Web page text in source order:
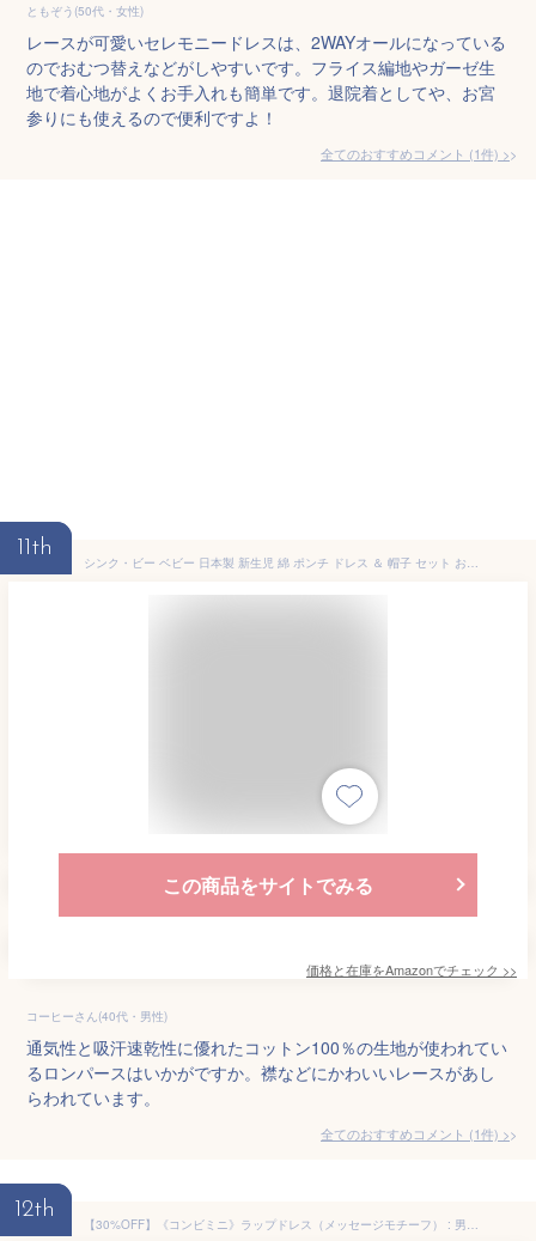
ともぞう(50代・女性)
レースが可愛いセレモニードレスは、2WAYオールになっている
のでおむつ替えなどがしやすいです。フライス編地やガーゼ生
地で着心地がよくお手入れも簡単です。退院着としてや、お宮
参りにも使えるので便利ですよ！
全てのおすすめコメント (1件) >
11th
シンク・ビー ベビー 日本製 新生児 綿 ポンチ ドレス ＆ 帽子 セット お宮参り 退院 セレモニードレス 赤ちゃん 男の子 女の子 ロンパース 50～70㎝ オフ ホワイト
この商品をサイトでみる
価格と在庫をAmazonでチェック >>
コーヒーさん(40代・男性)
通気性と吸汗速乾性に優れたコットン100％の生地が使われてい
るロンパースはいかがですか。襟などにかわいいレースがあし
らわれています。
全てのおすすめコメント (1件) >
12th
【30%OFF】《コンビミニ》ラップドレス（メッセージモチーフ） : 男の子 女の子 50cm 55cm | ドレスオール 新生児 服 赤ちゃん ベビー ウェア 綿100％ 長袖 夏 退院着 出産祝い かわいい ベビー服 新生児服 おしゃれ 退院 子供服 赤ちゃん服 男児 女児 ベビーウェア 【S】